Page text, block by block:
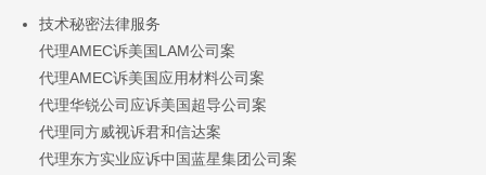
技术秘密法律服务
代理AMEC诉美国LAM公司案
代理AMEC诉美国应用材料公司案
代理华锐公司应诉美国超导公司案
代理同方威视诉君和信达案
代理东方实业应诉中国蓝星集团公司案